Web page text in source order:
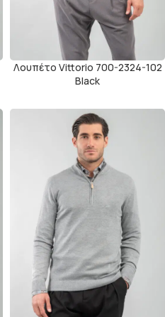
Λουπέτο Vittorio 700-2324-102
Black